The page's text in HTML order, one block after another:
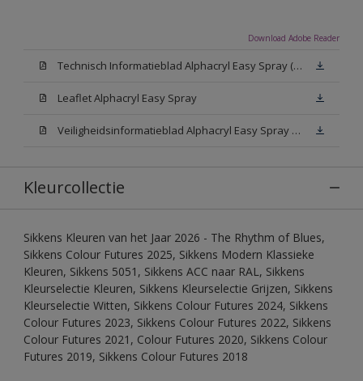
Download Adobe Reader
Technisch Informatieblad Alphacryl Easy Spray (PDF)
Leaflet Alphacryl Easy Spray
Veiligheidsinformatieblad Alphacryl Easy Spray White W05 (MSDS)
Kleurcollectie
Sikkens Kleuren van het Jaar 2026 - The Rhythm of Blues,
Sikkens Colour Futures 2025, Sikkens Modern Klassieke
Kleuren, Sikkens 5051, Sikkens ACC naar RAL, Sikkens
Kleurselectie Kleuren, Sikkens Kleurselectie Grijzen, Sikkens
Kleurselectie Witten, Sikkens Colour Futures 2024, Sikkens
Colour Futures 2023, Sikkens Colour Futures 2022, Sikkens
Colour Futures 2021, Colour Futures 2020, Sikkens Colour
Futures 2019, Sikkens Colour Futures 2018